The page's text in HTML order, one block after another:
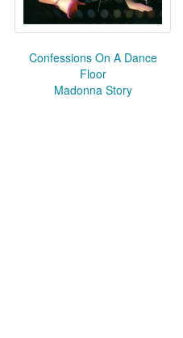
Confessions On A Dance
Floor
Madonna Story